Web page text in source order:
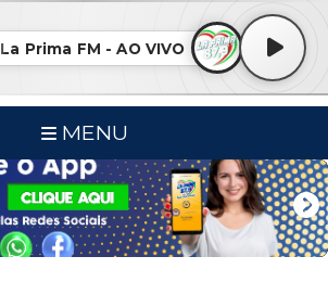
La Prima FM - AO VIVO
MENU